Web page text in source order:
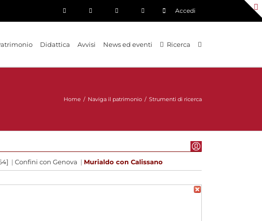
Accedi
Didattica Avvisi News ed eventi Ricerca
Home / Naviga il patrimonio / Strumenti di ricerca
| Confini con Genova | Murialdo con Calissano